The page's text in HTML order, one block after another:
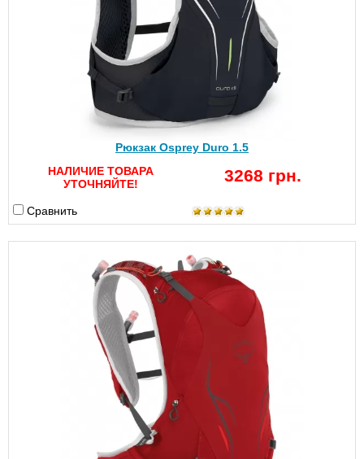
Рюкзак Osprey Duro 1.5
НАЛИЧИЕ ТОВАРА
УТОЧНЯЙТЕ!
3268 грн.
Сравнить